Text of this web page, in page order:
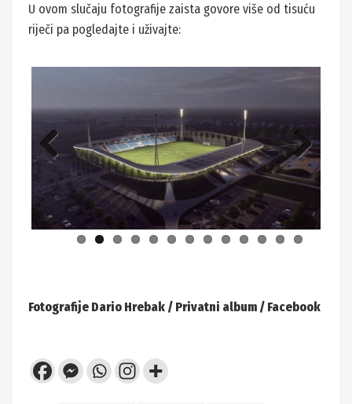
U ovom slučaju fotografije zaista govore više od tisuću
riječi pa pogledajte i uživajte:
ous
Next
Fotografije Dario Hrebak / Privatni album / Facebook